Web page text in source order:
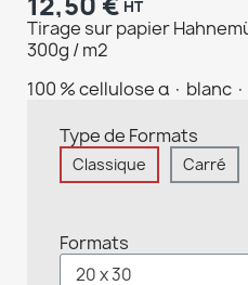
HT
Tirage sur papier
300g / m2
100 % cellulose α · blanc
Type de Formats
Classique Carré
Formats